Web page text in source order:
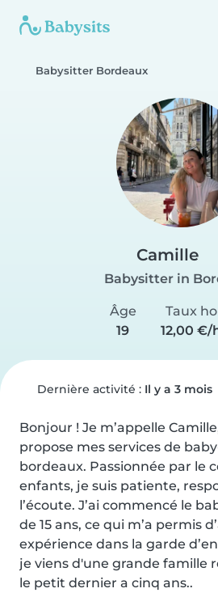
Babysitter Bordeaux
Camille
Babysitter in
Âge
19
Taux
12,00 €/
Dernière activité : Il y a 3 mois
Bonjour ! Je m’appelle
propose mes services de
bordeaux. Passionnée par le
enfants, je suis patiente,
l’écoute. J’ai commencé le
de 15 ans, ce qui m’a permis
expérience dans la garde
je viens d'une grande famille
le petit dernier a cinq ans..